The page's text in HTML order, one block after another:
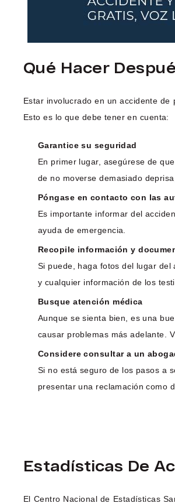
Qué Hacer
Estar involucrado en un accidente
Esto es lo que debe tener en cuenta:
Garantice su seguridad
En primer lugar, asegúrese de
de no moverse demasiado
Póngase en contacto con las
Es importante informar del
ayuda de emergencia.
Recopile información y
Si puede, haga fotos del lugar
y cualquier información de los
Busque atención médica
Aunque se sienta bien, es una
causar problemas más adelante.
Considere consultar a un
Si no está seguro de los pasos a
presentar una reclamación como
Estadísticas De
El Centro Nacional de Estadísticas